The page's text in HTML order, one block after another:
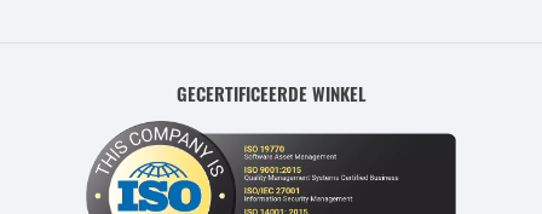
GECERTIFICEERDE WINKEL